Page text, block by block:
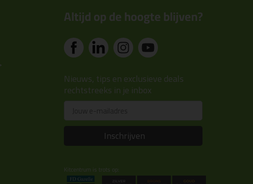
Altijd op de hoogte blijven?
Nieuws, tips en exclusieve deals
rechtstreeks in je inbox
Inschrijven
Kitcentrum is trots op: